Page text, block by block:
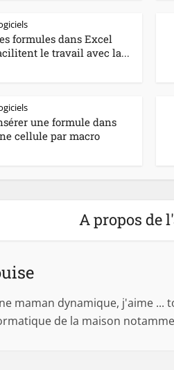
formules dans Excel
le travail avec la...
une formule dans
cellule par macro
A propos de
maman dynamique, j'aime
de la maison